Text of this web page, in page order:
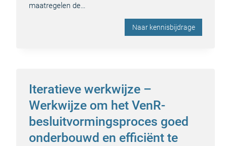
maatregelen de…
Naar kennisbijdrage
Iteratieve werkwijze –
Werkwijze om het VenR-
besluitvormingsproces goed
onderbouwd en efficiënt te